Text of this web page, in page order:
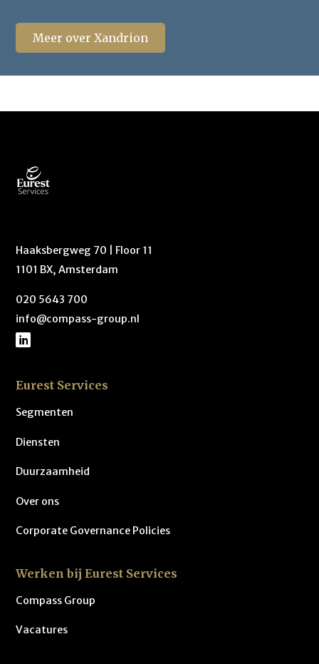
Meer over Xandrion
Haaksbergweg 70 | Floor 11
1101 BX, Amsterdam
020 5643 700
info@compass-group.nl
Eurest Services
Segmenten
Diensten
Duurzaamheid
Over ons
Corporate Governance Policies
Werken bij Eurest Services
Compass Group
Vacatures